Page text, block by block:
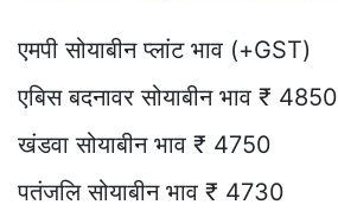
एमपी सोयाबीन प्लांट भाव (+GST)
एबिस बदनावर सोयाबीन भाव ₹ 4850
खंडवा सोयाबीन भाव ₹ 4750
पतंजलि सोयाबीन भाव ₹ 4730